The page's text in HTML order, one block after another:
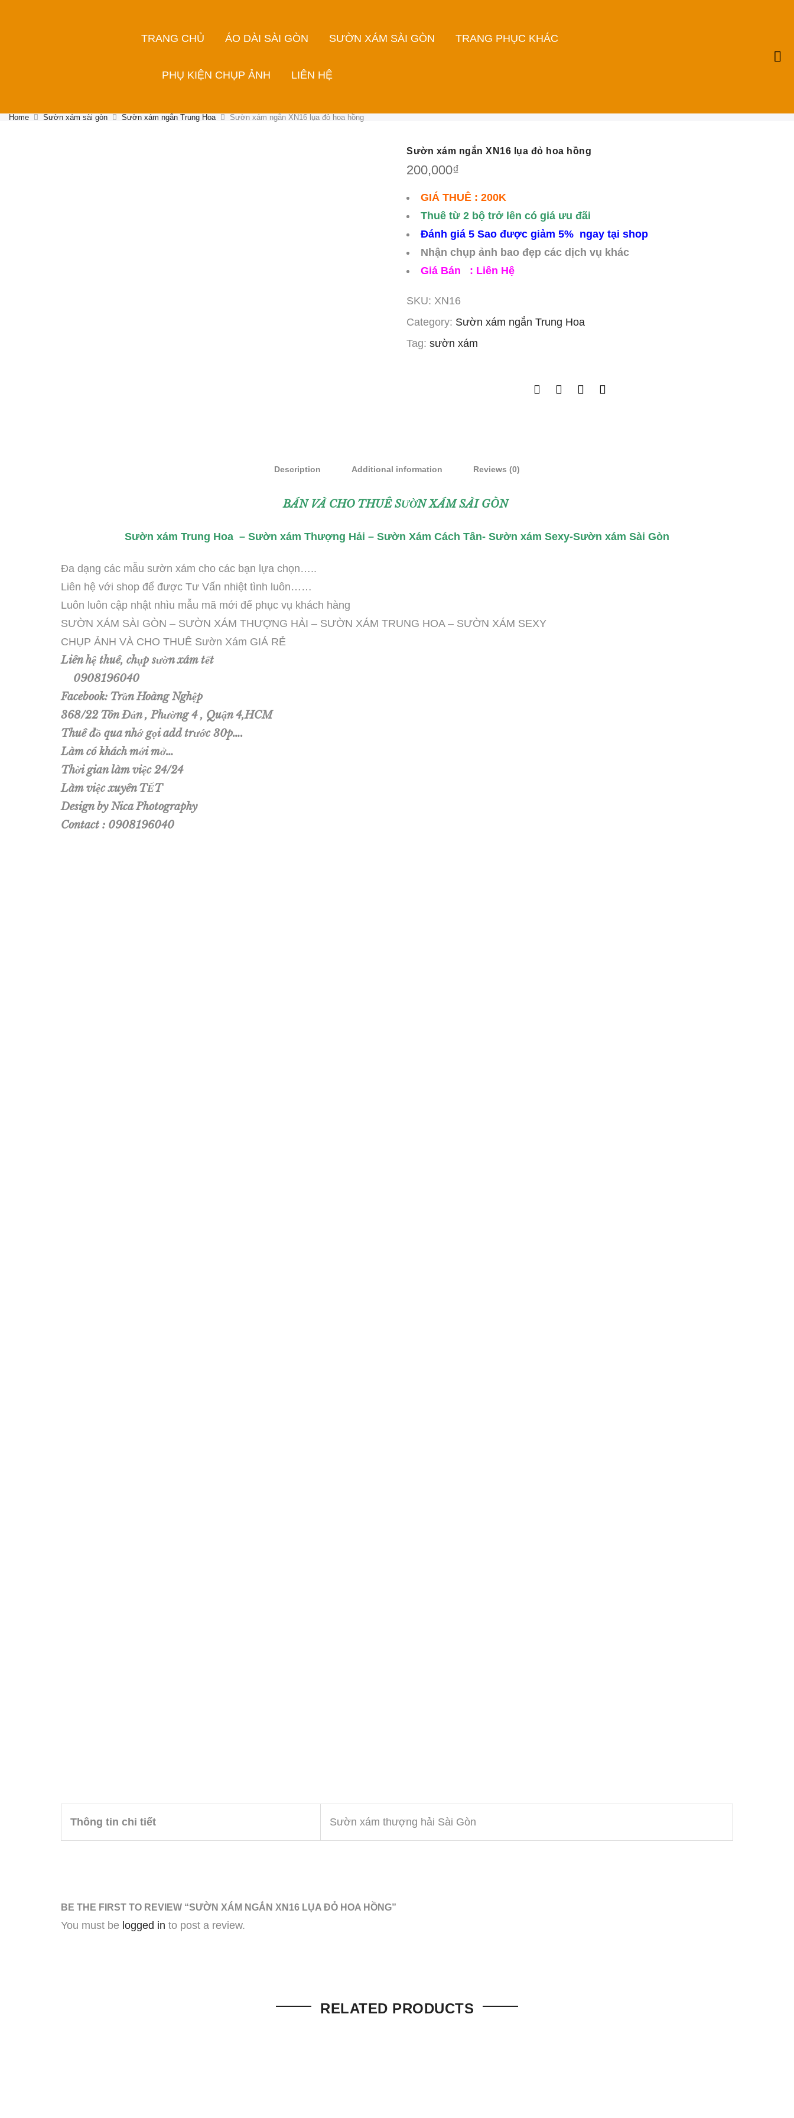
TRANG CHỦ ÁO DÀI SÀI GÒN SƯỜN XÁM SÀI GÒN TRANG PHỤC KHÁC
PHỤ KIỆN CHỤP ẢNH LIÊN HỆ
Home Sườn xám sài gòn Sườn xám ngắn Trung Hoa Sườn xám ngắn XN16 lụa đỏ hoa hồng
Sườn xám ngắn XN16 lụa đỏ hoa hồng
200,000₫
GIÁ THUÊ : 200K
Thuê từ 2 bộ trở lên có giá ưu đãi
Đánh giá 5 Sao được giảm 5% ngay tại shop
Nhận chụp ảnh bao đẹp các dịch vụ khác
Giá Bán : Liên Hệ
SKU: XN16
Category: Sườn xám ngắn Trung Hoa
Tag: sườn xám
Description Additional information Reviews (0)
BÁN VÀ CHO THUÊ SƯỜN XÁM SÀI GÒN
Sườn xám Trung Hoa – Sườn xám Thượng Hải – Sườn Xám Cách Tân- Sườn xám Sexy-Sườn xám Sài Gòn
Đa dạng các mẫu sườn xám cho các bạn lựa chọn…..
Liên hệ với shop để được Tư Vấn nhiệt tình luôn……
Luôn luôn cập nhật nhìu mẫu mã mới để phục vụ khách hàng
SƯỜN XÁM SÀI GÒN – SƯỜN XÁM THƯỢNG HẢI – SƯỜN XÁM TRUNG HOA – SƯỜN XÁM SEXY
CHỤP ẢNH VÀ CHO THUÊ Sườn Xám GIÁ RẺ
Liên hệ thuê, chụp sườn xám tết
0908196040
Facebook: Trần Hoàng Nghệp
368/22 Tôn Đản , Phường 4 , Quận 4,HCM
Thuê đồ qua nhớ gọi add trước 30p….
Làm có khách mới mở…
Thời gian làm việc 24/24
Làm việc xuyên TẾT
Design by Nica Photography
Contact : 0908196040
Thông tin chi tiết Sườn xám thượng hải Sài Gòn
BE THE FIRST TO REVIEW “SƯỜN XÁM NGẮN XN16 LỤA ĐỎ HOA HỒNG”
You must be logged in to post a review.
RELATED PRODUCTS